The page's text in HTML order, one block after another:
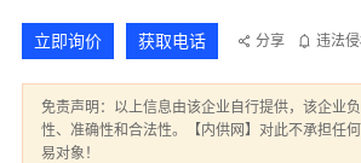
立即询价 获取电话 分享 违法
免责声明：以上信息由该企业自行提供，该企业
性、准确性和合法性。【内供网】对此不承担任
易对象！